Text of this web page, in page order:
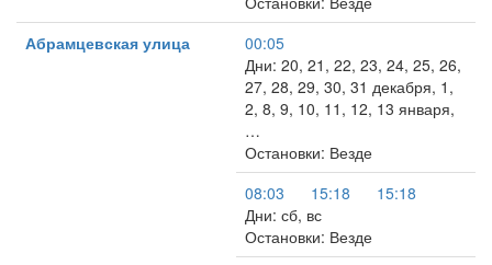
Абрамцевская улица
00:05
Дни: 20, 21, 22, 23, 24, 25, 26,
27, 28, 29, 30, 31 декабря, 1,
2, 8, 9, 10, 11, 12, 13 января,
…
Остановки: Везде
08:03
15:18
15:18
Дни: сб, вс
Остановки: Везде